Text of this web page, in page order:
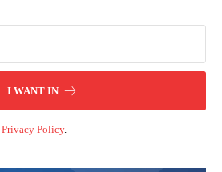
I WANT IN
Privacy Policy.